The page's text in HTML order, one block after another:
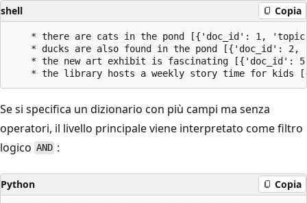
shell Copia
* there are cats in the pond [{'doc_id': 1,
* ducks are also found in the pond [{'doc_id': 2,
* the new art exhibit is fascinating [{'doc_id':
Se si specifica un dizionario con più campi ma senza
operatori, il livello principale viene interpretato come filtro
logico AND :
Python Copia